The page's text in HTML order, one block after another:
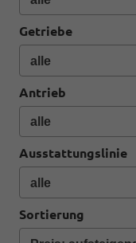
Getriebe
Antrieb
Ausstattungslinie
Sortierung